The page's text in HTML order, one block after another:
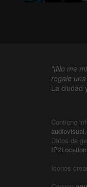
"¡No me
regale
La ciudad
Contiene
Datos de
Iconos